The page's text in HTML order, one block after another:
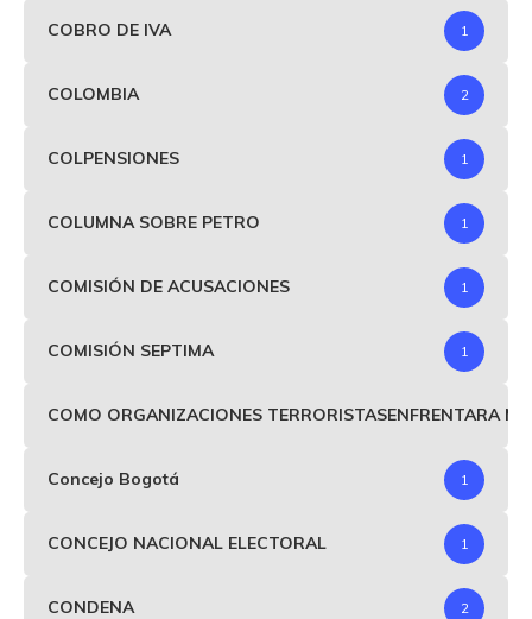
COBRO DE IVA 1
COLOMBIA 2
COLPENSIONES 1
COLUMNA SOBRE PETRO 1
COMISIÓN DE ACUSACIONES 1
COMISIÓN SEPTIMA 1
COMO ORGANIZACIONES TERRORISTASENFRENTARA
Concejo Bogotá 1
CONCEJO NACIONAL ELECTORAL 1
CONDENA 2